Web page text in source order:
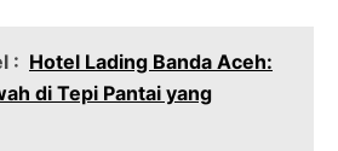
: Hotel Lading Banda Aceh:
di Tepi Pantai yang